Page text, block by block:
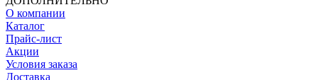
О компании
Каталог
Прайс-лист
Акции
Условия заказа
Доставка